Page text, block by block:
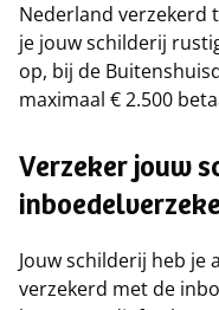
Nederland verzekerd
je jouw schilderij
op, bij de
maximaal € 2.500
Verzeker jouw
Jouw schilderij heb je
verzekerd met de